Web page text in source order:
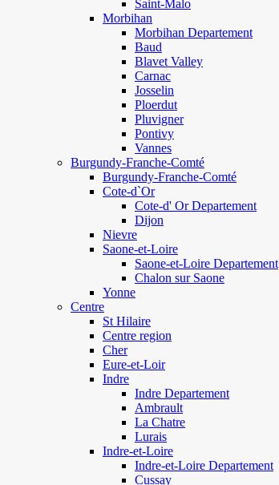
Saint-Malo
Morbihan
Morbihan Departement
Baud
Blavet Valley
Carnac
Josselin
Ploerdut
Pluvigner
Pontivy
Vannes
Burgundy-Franche-Comté
Burgundy-Franche-Comté
Cote-d`Or
Cote-d' Or Departement
Dijon
Nievre
Saone-et-Loire
Saone-et-Loire Departement
Chalon sur Saone
Yonne
Centre
St Hilaire
Centre region
Cher
Eure-et-Loir
Indre
Indre Departement
Ambrault
La Chatre
Lurais
Indre-et-Loire
Indre-et-Loire Departement
Cussay